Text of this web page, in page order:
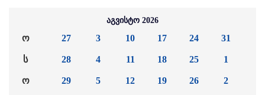
აგვისტო 2026
ო
ს
ო
27
28
29
3
4
5
10
11
12
17
18
19
24
25
26
31
1
2